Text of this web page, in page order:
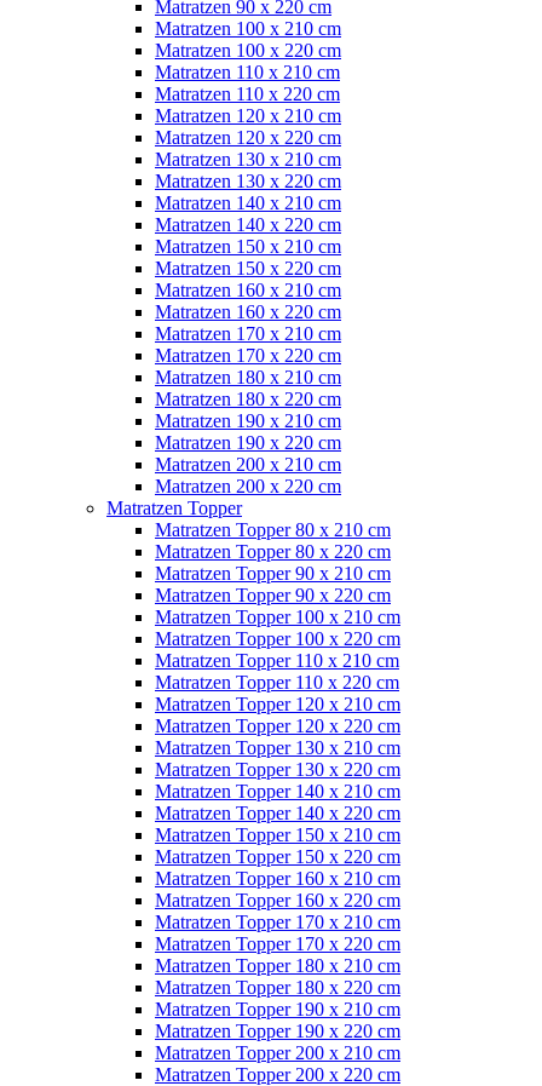
Matratzen 90 x 220 cm
Matratzen 100 x 210 cm
Matratzen 100 x 220 cm
Matratzen 110 x 210 cm
Matratzen 110 x 220 cm
Matratzen 120 x 210 cm
Matratzen 120 x 220 cm
Matratzen 130 x 210 cm
Matratzen 130 x 220 cm
Matratzen 140 x 210 cm
Matratzen 140 x 220 cm
Matratzen 150 x 210 cm
Matratzen 150 x 220 cm
Matratzen 160 x 210 cm
Matratzen 160 x 220 cm
Matratzen 170 x 210 cm
Matratzen 170 x 220 cm
Matratzen 180 x 210 cm
Matratzen 180 x 220 cm
Matratzen 190 x 210 cm
Matratzen 190 x 220 cm
Matratzen 200 x 210 cm
Matratzen 200 x 220 cm
Matratzen Topper
Matratzen Topper 80 x 210 cm
Matratzen Topper 80 x 220 cm
Matratzen Topper 90 x 210 cm
Matratzen Topper 90 x 220 cm
Matratzen Topper 100 x 210 cm
Matratzen Topper 100 x 220 cm
Matratzen Topper 110 x 210 cm
Matratzen Topper 110 x 220 cm
Matratzen Topper 120 x 210 cm
Matratzen Topper 120 x 220 cm
Matratzen Topper 130 x 210 cm
Matratzen Topper 130 x 220 cm
Matratzen Topper 140 x 210 cm
Matratzen Topper 140 x 220 cm
Matratzen Topper 150 x 210 cm
Matratzen Topper 150 x 220 cm
Matratzen Topper 160 x 210 cm
Matratzen Topper 160 x 220 cm
Matratzen Topper 170 x 210 cm
Matratzen Topper 170 x 220 cm
Matratzen Topper 180 x 210 cm
Matratzen Topper 180 x 220 cm
Matratzen Topper 190 x 210 cm
Matratzen Topper 190 x 220 cm
Matratzen Topper 200 x 210 cm
Matratzen Topper 200 x 220 cm